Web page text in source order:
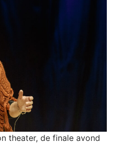
theater, de finale avond